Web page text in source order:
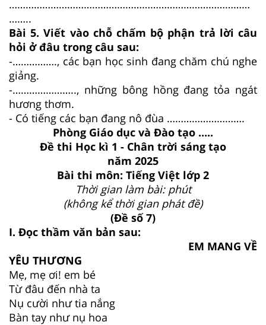
……………………………………………………………………………
……..
Bài 5. Viết vào chỗ chấm bộ phận trả lời câu
hỏi ở đâu trong câu sau:
-……………., các bạn học sinh đang chăm chú nghe
giảng.
-………………….., những bông hồng đang tỏa ngát
hương thơm.
- Có tiếng các bạn đang nô đùa ……………………….
Phòng Giáo dục và Đào tạo .....
Đề thi Học kì 1 - Chân trời sáng tạo
năm 2025
Bài thi môn: Tiếng Việt lớp 2
Thời gian làm bài: phút
(không kể thời gian phát đề)
(Đề số 7)
I. Đọc thầm văn bản sau:
EM MANG VỀ
YÊU THƯƠNG
Mẹ, mẹ ơi! em bé
Từ đâu đến nhà ta
Nụ cười như tia nắng
Bàn tay như nụ hoa